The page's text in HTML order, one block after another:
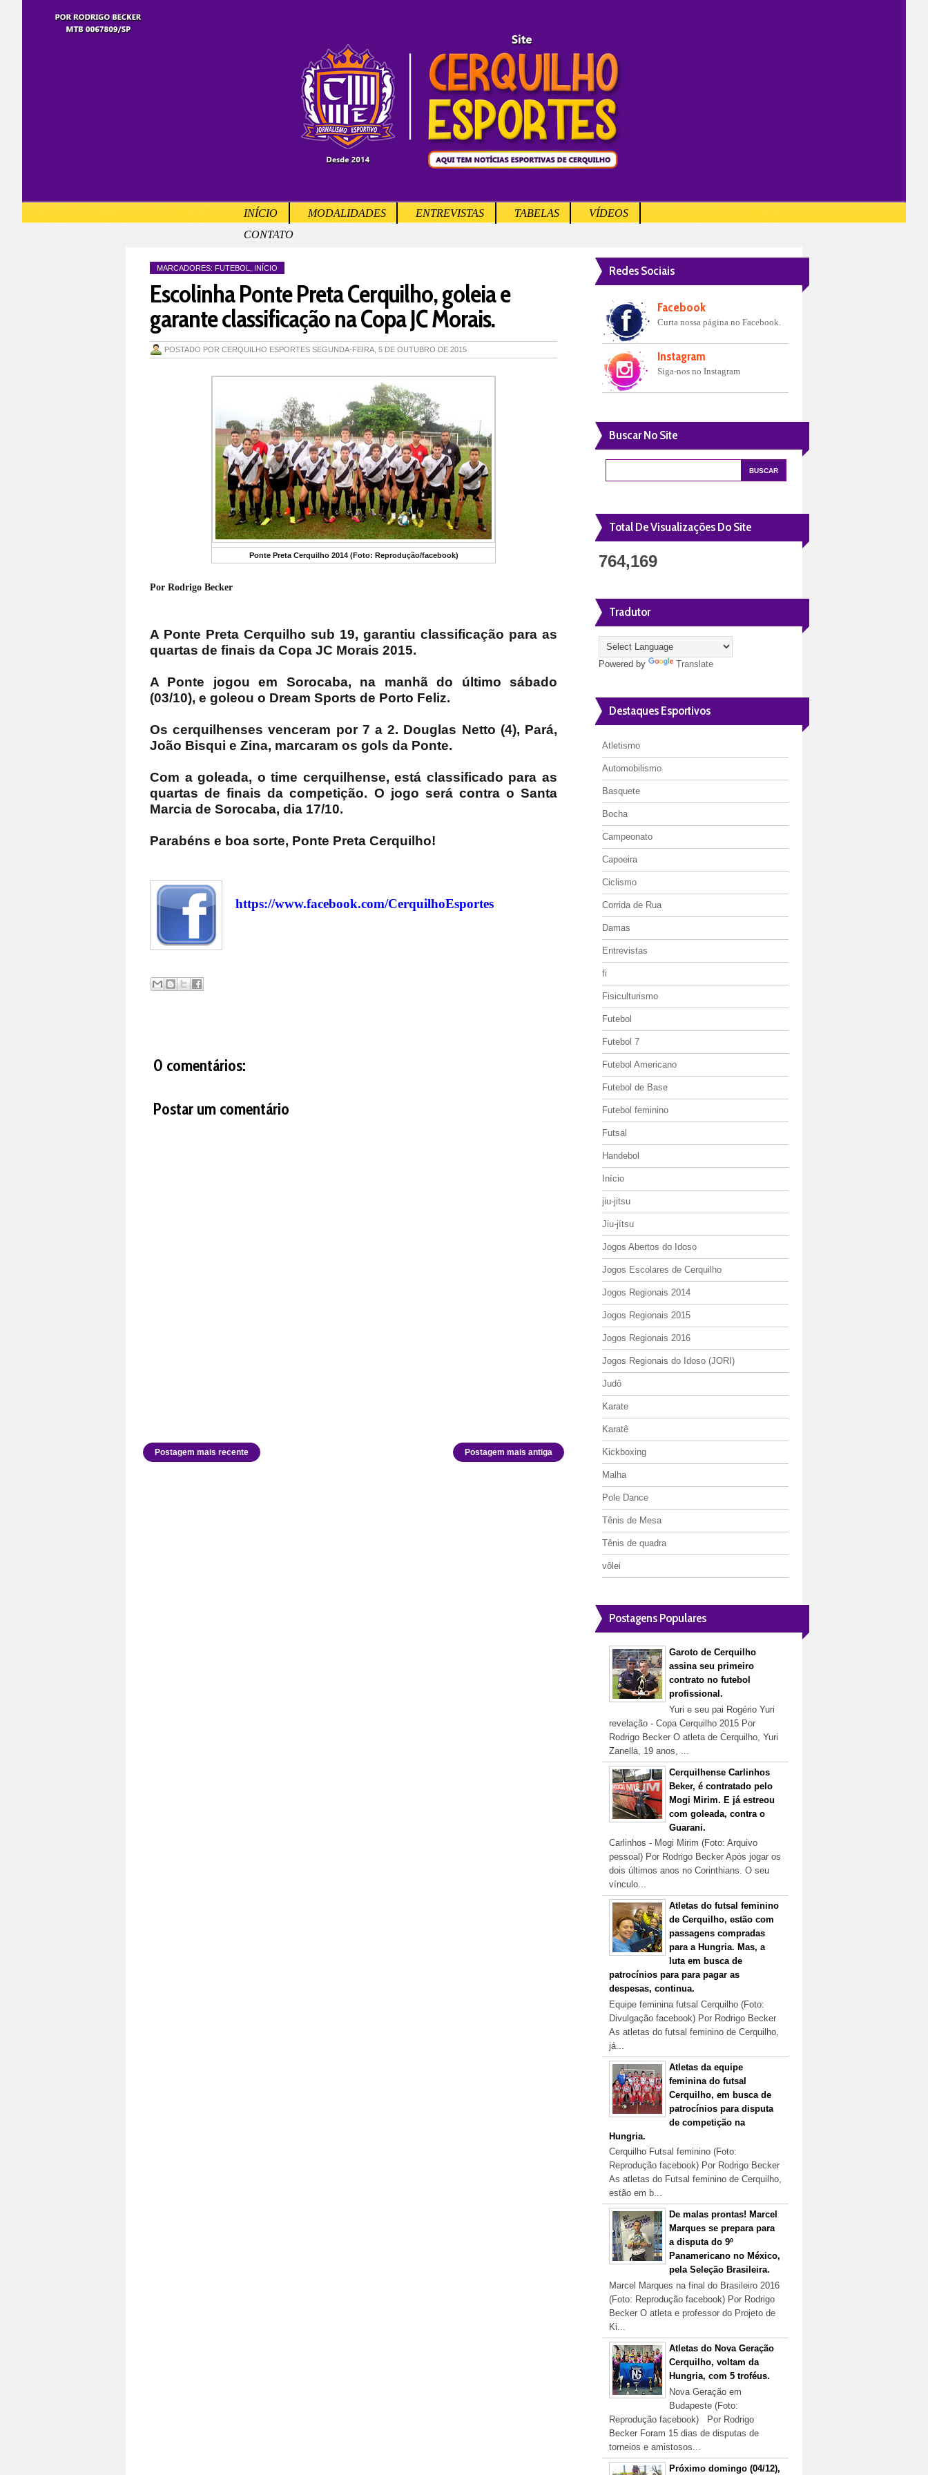
INÍCIO MODALIDADES ENTREVISTAS TABELAS
VÍDEOS
CONTATO
MARCADORES: FUTEBOL INÍCIO
Escolinha Ponte Preta Cerquilho, goleia e
garante classificação na Copa JC Morais.
POSTADO POR CERQUILHO ESPORTES SEGUNDA-FEIRA, 5 DE OUTUBRO DE 2015
Ponte Preta Cerquilho 2014 (Foto: Reprodução/facebook)
Por Rodrigo Becker
A Ponte Preta Cerquilho sub 19, garantiu classificação para as
quartas de finais da Copa JC Morais 2015.
A Ponte jogou em Sorocaba, na manhã do último sábado
(03/10), e goleou o Dream Sports de Porto Feliz.
Os cerquilhenses venceram por 7 a 2. Douglas Netto (4), Pará,
João Bisqui e Zina, marcaram os gols da Ponte.
Com a goleada, o time cerquilhense, está classificado para as
quartas de finais da competição. O jogo será contra o Santa
Marcia de Sorocaba, dia 17/10.
Parabéns e boa sorte, Ponte Preta Cerquilho!
https://www.facebook.com/CerquilhoEsportes
0 comentários:
Postar um comentário
Postagem mais recente Postagem mais antiga
Redes Sociais
Facebook
Curta nossa página no Facebook.
Instagram
Siga-nos no Instagram
Buscar No Site
Total De Visualizações Do Site
764,169
Tradutor
Powered by Translate
Destaques Esportivos
Atletismo
Automobilismo
Basquete
Bocha
Campeonato
Capoeira
Ciclismo
Corrida de Rua
Damas
Entrevistas
fi
Fisiculturismo
Futebol
Futebol 7
Futebol Americano
Futebol de Base
Futebol feminino
Futsal
Handebol
Início
jiu-jitsu
Jiu-jítsu
Jogos Abertos do Idoso
Jogos Escolares de Cerquilho
Jogos Regionais 2014
Jogos Regionais 2015
Jogos Regionais 2016
Jogos Regionais do Idoso (JORI)
Judô
Karate
Karatê
Kickboxing
Malha
Pole Dance
Tênis de Mesa
Tênis de quadra
vôlei
Postagens Populares
Garoto de Cerquilho
assina seu primeiro
contrato no futebol
profissional.
Yuri e seu pai Rogério Yuri
revelação - Copa Cerquilho 2015 Por
Rodrigo Becker O atleta de Cerquilho, Yuri
Zanella, 19 anos, ...
Cerquilhense Carlinhos
Beker, é contratado pelo
Mogi Mirim. E já estreou
com goleada, contra o
Guarani.
Carlinhos - Mogi Mirim (Foto: Arquivo
pessoal) Por Rodrigo Becker Após jogar os
dois últimos anos no Corinthians. O seu
vínculo...
Atletas do futsal feminino
de Cerquilho, estão com
passagens compradas
para a Hungria. Mas, a
luta em busca de
patrocínios para para pagar as
despesas, continua.
Equipe feminina futsal Cerquilho (Foto:
Divulgação facebook) Por Rodrigo Becker
As atletas do futsal feminino de Cerquilho,
já...
Atletas da equipe
feminina do futsal
Cerquilho, em busca de
patrocínios para disputa
de competição na
Hungria.
Cerquilho Futsal feminino (Foto:
Reprodução facebook) Por Rodrigo Becker
As atletas do Futsal feminino de Cerquilho,
estão em b...
De malas prontas! Marcel
Marques se prepara para
a disputa do 9º
Panamericano no México,
pela Seleção Brasileira.
Marcel Marques na final do Brasileiro 2016
(Foto: Reprodução facebook) Por Rodrigo
Becker O atleta e professor do Projeto de
Ki...
Atletas do Nova Geração
Cerquilho, voltam da
Hungria, com 5 troféus.
Nova Geração em
Budapeste (Foto:
Reprodução facebook) Por Rodrigo
Becker Foram 15 dias de disputas de
torneios e amistosos...
Próximo domingo (04/12),